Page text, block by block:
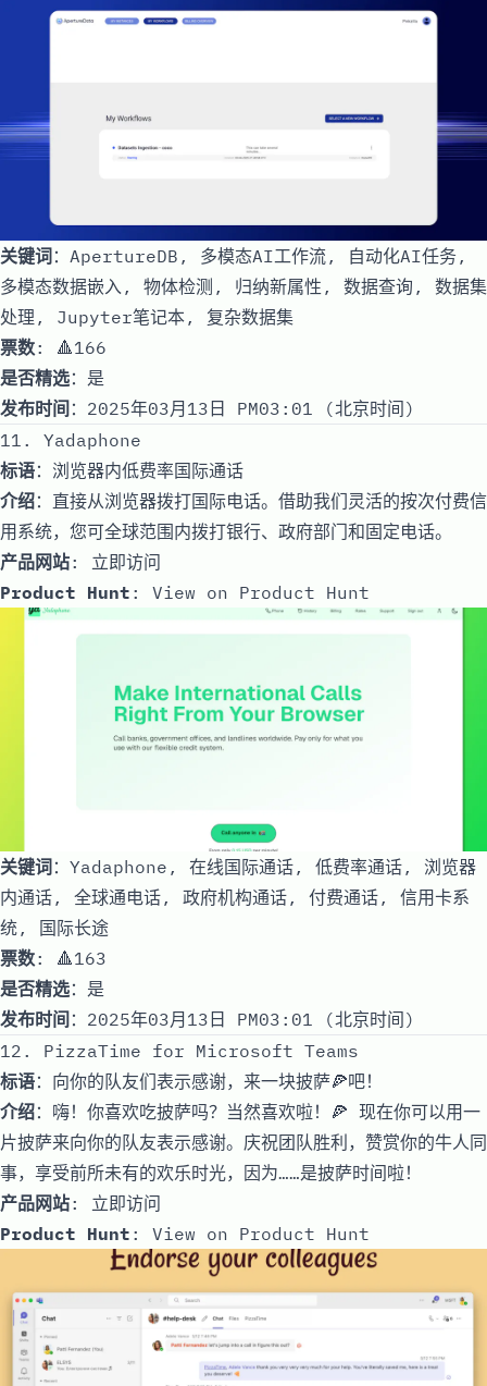
关键词：ApertureDB, 多模态AI工作流, 自动化AI任务,
多模态数据嵌入, 物体检测, 归纳新属性, 数据查询, 数据集
处理, Jupyter笔记本, 复杂数据集
票数: 🔺166
是否精选：是
发布时间 ：2025年03月13日 PM03:01 (北京时间)
11. Yadaphone
标语：浏览器内低费率国际通话
介绍：直接从浏览器拨打国际电话。借助我们灵活的按次付费信
用系统，您可全球范围内拨打银行、政府部门和固定电话。
产品网站: 立即访问
Product Hunt : View on Product Hunt
关键词：Yadaphone, 在线国际通话, 低费率通话, 浏览器
内通话, 全球通电话, 政府机构通话, 付费通话, 信用卡系
统, 国际长途
票数: 🔺163
是否精选：是
发布时间 ：2025年03月13日 PM03:01 (北京时间)
12. PizzaTime for Microsoft Teams
标语：向你的队友们表示感谢，来一块披萨🍕吧！
介绍：嗨！你喜欢吃披萨吗？当然喜欢啦！🍕 现在你可以用一
片披萨来向你的队友表示感谢。庆祝团队胜利，赞赏你的牛人同
事，享受前所未有的欢乐时光，因为……是披萨时间啦！
产品网站: 立即访问
Product Hunt : View on Product Hunt